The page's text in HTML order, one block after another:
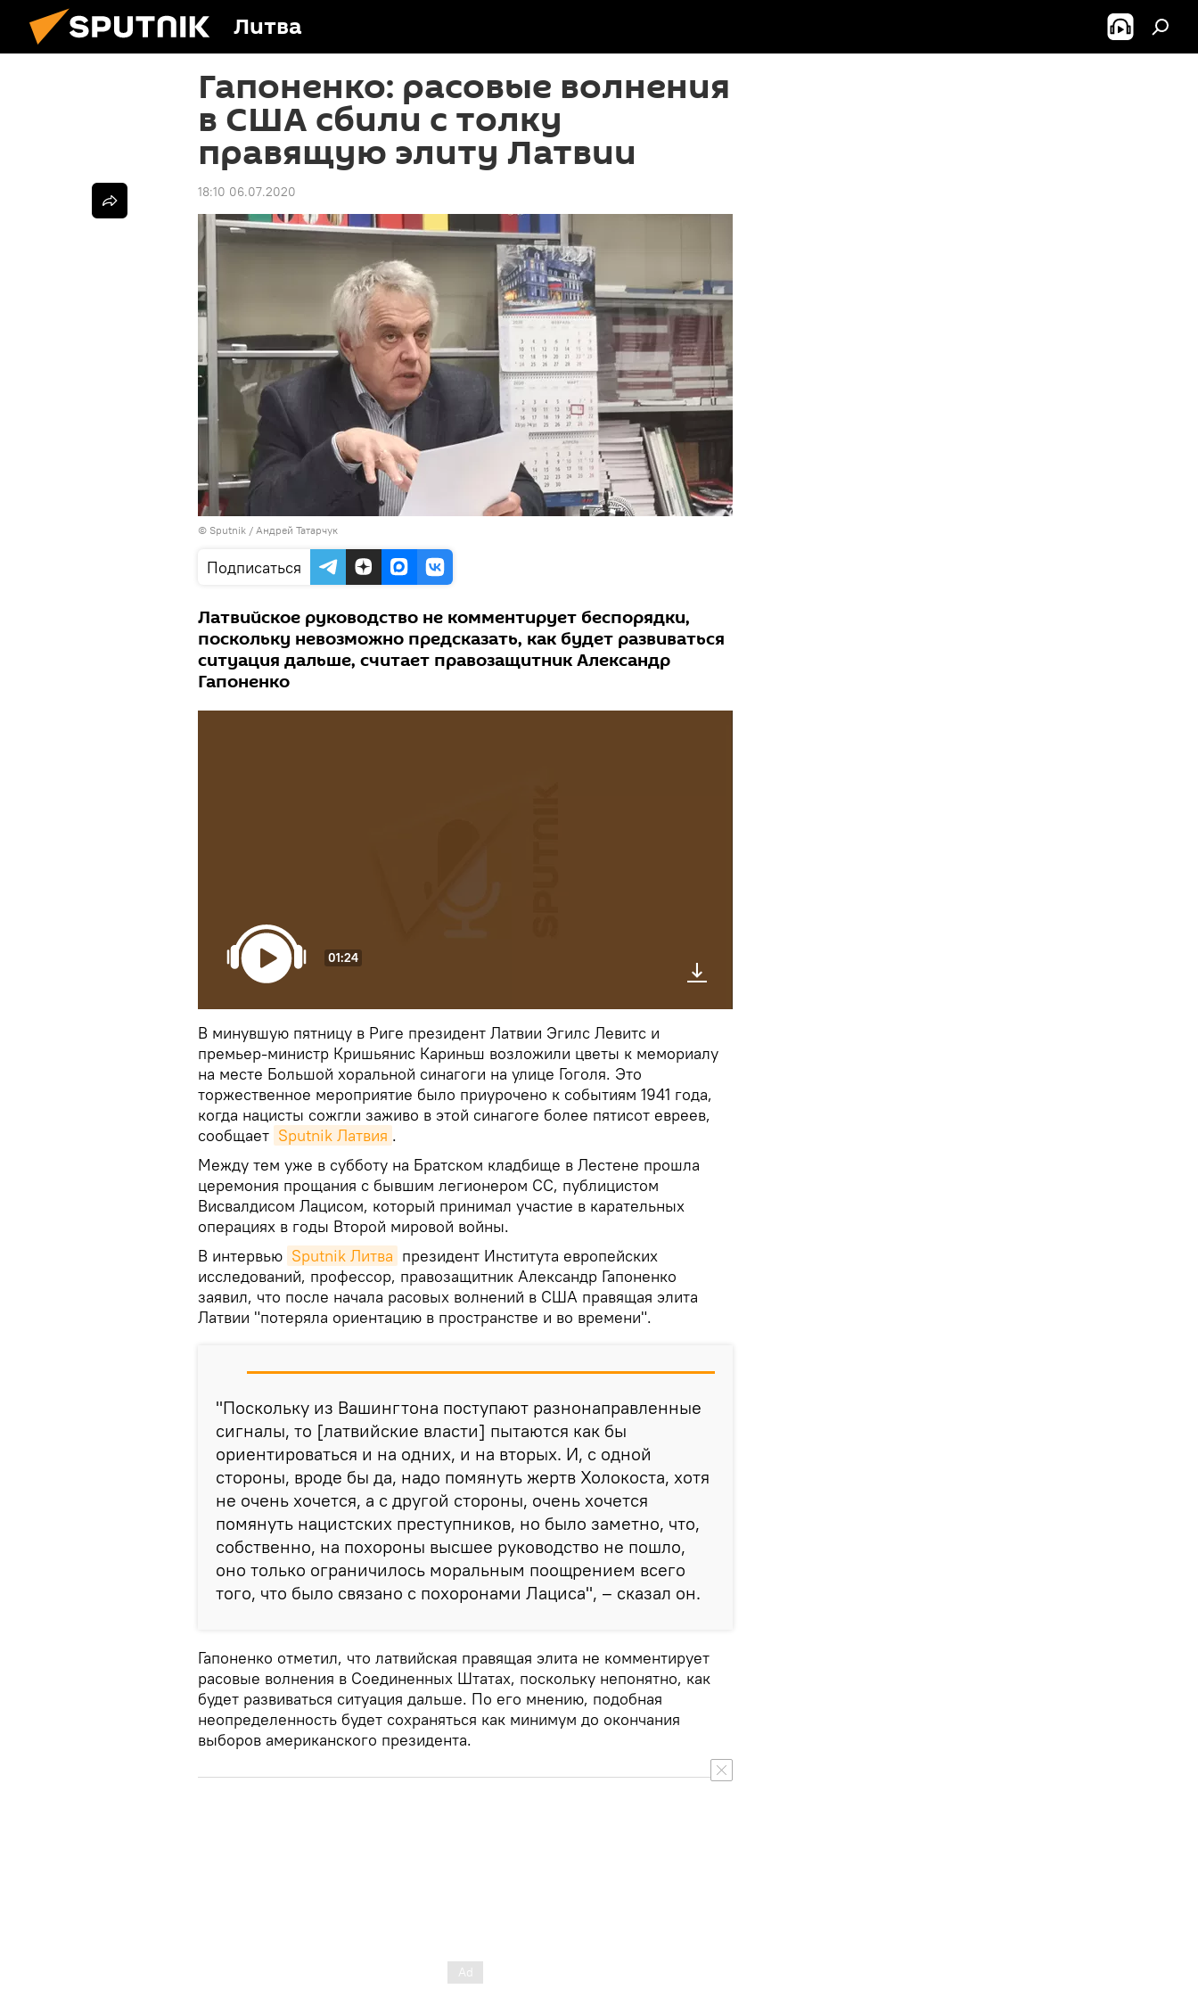
Литва
Гапоненко: расовые волнения
в США сбили с толку
правящую элиту Латвии
18:10 06.07.2020
© Sputnik / Андрей Татарчук
Подписаться
Латвийское руководство не комментирует беспорядки,
поскольку невозможно предсказать, как будет развиваться
ситуация дальше, считает правозащитник Александр
Гапоненко
01:24
В минувшую пятницу в Риге президент Латвии Эгилс Левитс и
премьер-министр Кришьянис Кариньш возложили цветы к мемориалу
на месте Большой хоральной синагоги на улице Гоголя. Это
торжественное мероприятие было приурочено к событиям 1941 года,
когда нацисты сожгли заживо в этой синагоге более пятисот евреев,
сообщает Sputnik Латвия .
Между тем уже в субботу на Братском кладбище в Лестене прошла
церемония прощания с бывшим легионером СС, публицистом
Висвалдисом Лацисом, который принимал участие в карательных
операциях в годы Второй мировой войны.
В интервью Sputnik Литва президент Института европейских
исследований, профессор, правозащитник Александр Гапоненко
заявил, что после начала расовых волнений в США правящая элита
Латвии "потеряла ориентацию в пространстве и во времени".
"Поскольку из Вашингтона поступают разнонаправленные
сигналы, то [латвийские власти] пытаются как бы
ориентироваться и на одних, и на вторых. И, с одной
стороны, вроде бы да, надо помянуть жертв Холокоста, хотя
не очень хочется, а с другой стороны, очень хочется
помянуть нацистских преступников, но было заметно, что,
собственно, на похороны высшее руководство не пошло,
оно только ограничилось моральным поощрением всего
того, что было связано с похоронами Лациса", – сказал он.
Гапоненко отметил, что латвийская правящая элита не комментирует
расовые волнения в Соединенных Штатах, поскольку непонятно, как
будет развиваться ситуация дальше. По его мнению, подобная
неопределенность будет сохраняться как минимум до окончания
выборов американского президента.